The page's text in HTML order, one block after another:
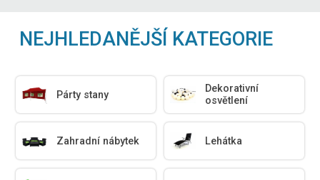
NEJHLEDANĚJŠÍ KATEGORIE
Párty stany
Dekorativní
osvětlení
Zahradní nábytek Lehátka